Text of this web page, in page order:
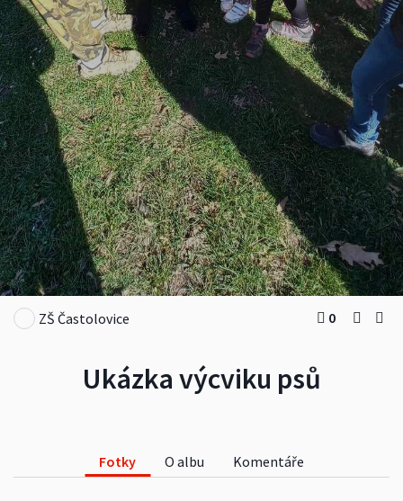
Ukázka výcviku psů
ZŠ Častolovice 0
Fotky O albu Komentáře